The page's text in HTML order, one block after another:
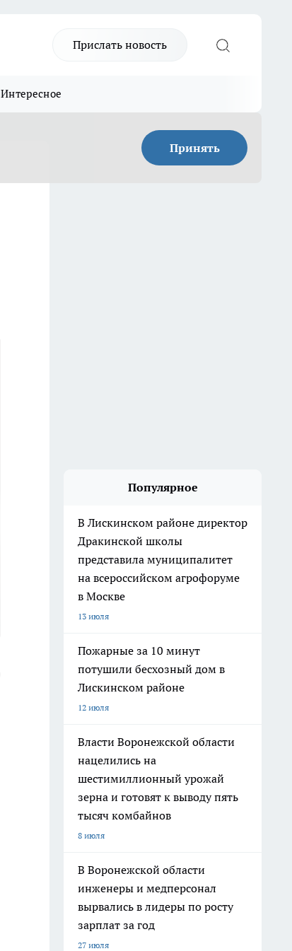
Прислать новость
Интересное
Принять
Популярное
В Лискинском районе директор
Дракинской школы
представила муниципалитет
на всероссийском агрофоруме
в Москве
13 июля
Пожарные за 10 минут
потушили бесхозный дом в
Лискинском районе
12 июля
Власти Воронежской области
нацелились на
шестимиллионный урожай
зерна и готовят к выводу пять
тысяч комбайнов
8 июля
В Воронежской области
инженеры и медперсонал
вырвались в лидеры по росту
зарплат за год
27 июля